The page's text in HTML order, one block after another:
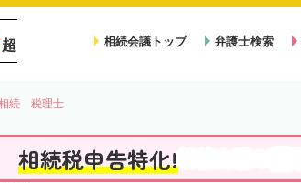
超 相続会議トップ 弁護士検索
続 税理士
相続税申告特化!